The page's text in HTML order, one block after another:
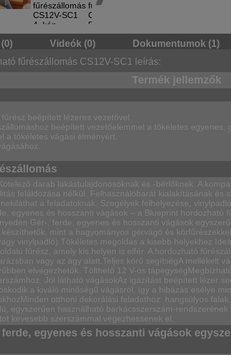
Videók (0) Dokumentumok (1)
fűrészállomás CS12V-SC1 leírás:
Termék jellemzők
beépített lézeres vezetővel.
beépített vezetőelemmel a tökéletes egyenes,
a tökéletes vágási élményért.
darab lakástulajdonosoknak és -bérlőknek. A
feláldozása nélkül. Felhasználóbarát kialakításának és
a feladatoknak. Szegélyek felhelyezése,
egyenes és hosszanti vágások – a Blueprint hordozható
Gér-, ferde, egyenes és hosszanti vágások
mint a hagyományos gérvágó és
vinylpadló).Tökéletes megoldás a kisebb helyekhez
fűrész, amely kis helyen is elfér. A hordozható
vagy az ágy alatt.Teljes körű segítségA mellékelt
elvégezhetők. Tölthető 12 V-os
Jól látható vágásokAz igazítást beépített lézer
a kiváló minőségű vágásról, így a hibázás esélye
otthoni dekorálási feladathoz: hangsúlyos
egyszerűen használható barkácsszerszám-
kevesebb szerszámmal végezhessenek el.
egyenes és hosszanti vágások